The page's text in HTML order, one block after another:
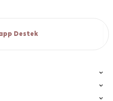
Destek